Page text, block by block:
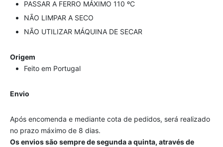
PASSAR A FERRO MÁXIMO 110 ºC
NÃO LIMPAR A SECO
NÃO UTILIZAR MÁQUINA DE SECAR
Origem
Feito em Portugal
Envio
Após encomenda e mediante cota de pedidos, será realizado
no prazo máximo de 8 dias.
Os envios são sempre de segunda a quinta, através de